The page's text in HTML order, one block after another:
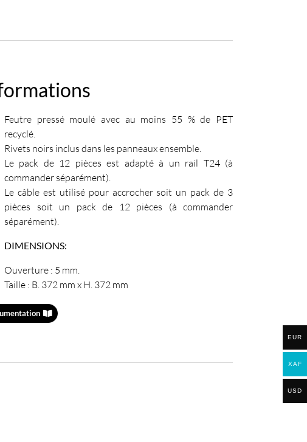
Feutre pressé moulé avec au moins 55 % de PET
recyclé.
Rivets noirs inclus dans les panneaux ensemble.
Le pack de 12 pièces est adapté à un rail T24 (à
commander séparément).
Le câble est utilisé pour accrocher soit un pack de 3
pièces soit un pack de 12 pièces (à commander
séparément).
DIMENSIONS:
Ouverture : 5 mm.
Taille : B. 372 mm x H. 372 mm
EUR
XAF
USD